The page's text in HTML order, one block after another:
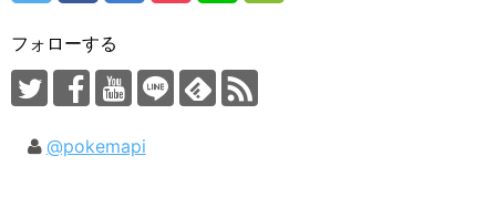
フォローする
@pokemapi